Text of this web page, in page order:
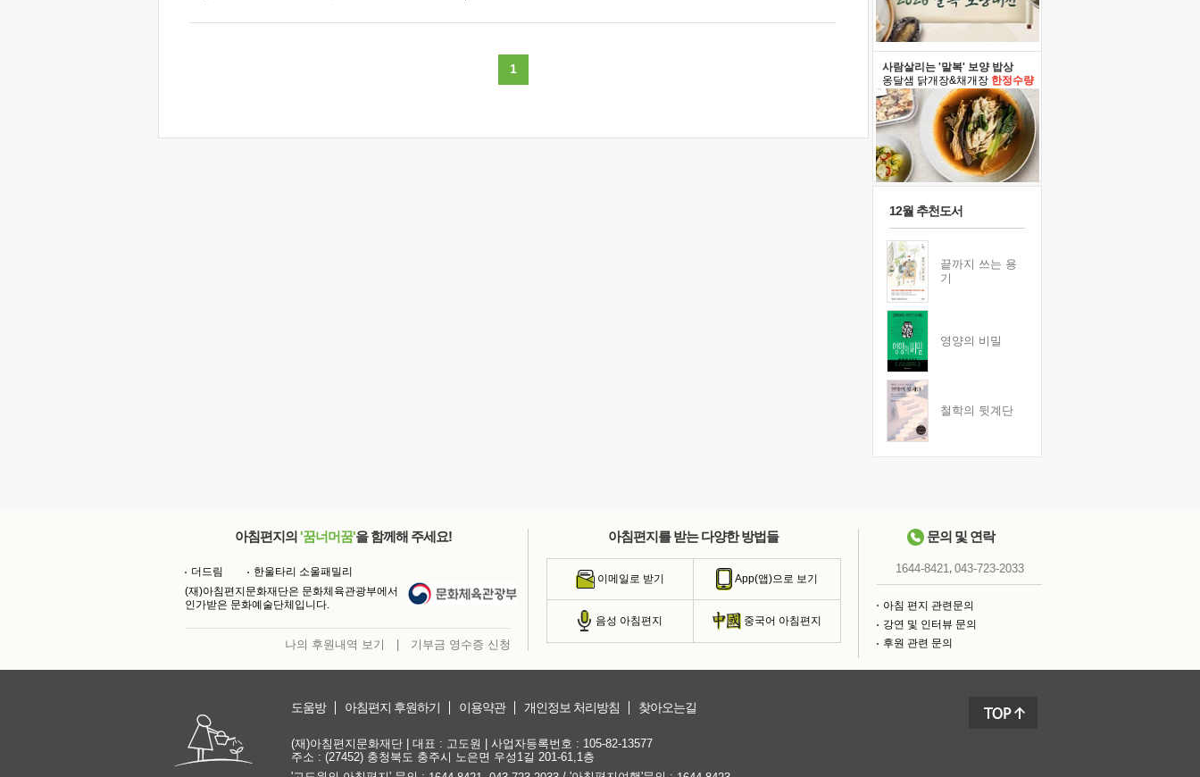
1
사람살리는 '말복' 보양 밥상
옹달샘 닭개장&채개장 한정수량
12월 추천도서
끝까지 쓰는 용
기
영양의 비밀
철학의 뒷계단
아침편지의 '꿈너머꿈'을 함께해 주세요!
더드림
한울타리 소울패밀리
(재)아침편지문화재단은 문화체육관광부에서
인가받은 문화예술단체입니다.
나의 후원내역 보기 기부금 영수증 신청
아침편지를 받는 다양한 방법들
이메일로 받기 App(앱)으로 보기
음성 아침편지 중국어 아침편지
문의 및 연락
1644-8421, 043-723-2033
아침 편지 관련문의
강연 및 인터뷰 문의
후원 관련 문의
도움방 아침편지 후원하기 이용약관 개인정보 처리방침 찾아오는길
(재)아침편지문화재단 | 대표 : 고도원 | 사업자등록번호 : 105-82-13577
주소 : (27452) 충청북도 충주시 노은면 우성1길 201-61,1층